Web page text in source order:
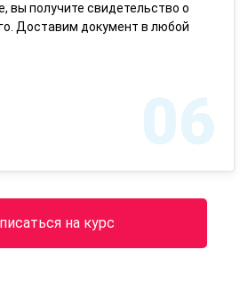
вы получите свидетельство о
Доставим документ в любой
06
на курс